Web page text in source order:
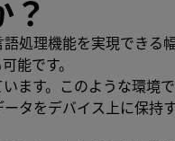
処理機能を実現できる
能です。
ます。このような環境
タをデバイス上に保持